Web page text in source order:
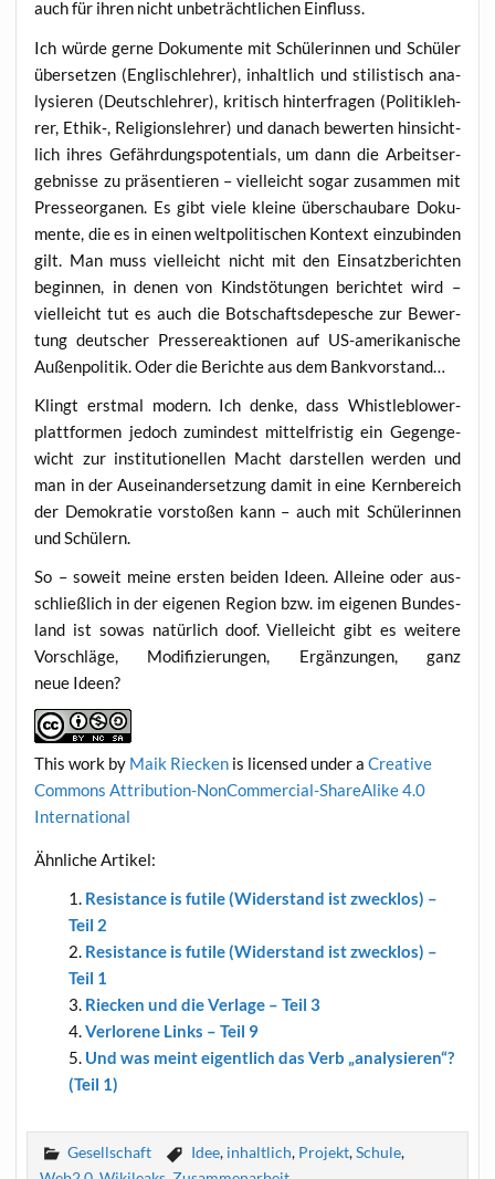
auch für ihren nicht unbe­trächt­li­chen Einfluss.
Ich wür­de ger­ne Doku­men­te mit Schü­le­rin­nen und Schü­ler
über­set­zen (Eng­lisch­leh­rer), inhalt­lich und sti­lis­tisch ana­
ly­sie­ren (Deutsch­leh­rer), kri­tisch hin­ter­fra­gen (Poli­tik­leh­
rer, Ethik‑, Reli­gi­ons­leh­rer) und danach bewer­ten hin­sicht­
lich ihres Gefähr­dungs­po­ten­ti­als, um dann die Arbeits­er­
geb­nis­se zu prä­sen­tie­ren – viel­leicht sogar zusam­men mit
Pres­se­or­ga­nen. Es gibt vie­le klei­ne über­schau­ba­re Doku­
men­te, die es in einen welt­po­li­ti­schen Kon­text ein­zu­bin­den
gilt. Man muss viel­leicht nicht mit den Ein­satz­be­rich­ten
begin­nen, in denen von Kinds­tö­tun­gen berich­tet wird –
viel­leicht tut es auch die Bot­schafts­de­pe­sche zur Bewer­
tung deut­scher Pres­se­re­ak­tio­nen auf US-ame­ri­ka­ni­sche
Außen­po­li­tik. Oder die Berich­te aus dem Bankvorstand…
Klingt erst­mal modern. Ich den­ke, dass Whist­le­b­lo­wer­
platt­for­men jedoch zumin­dest mit­tel­fris­tig ein Gegen­ge­
wicht zur insti­tu­tio­nel­len Macht dar­stel­len wer­den und
man in der Aus­ein­an­der­set­zung damit in eine Kern­be­reich
der Demo­kra­tie vor­sto­ßen kann – auch mit Schü­le­rin­nen
und Schülern.
So – soweit mei­ne ers­ten bei­den Ideen. Allei­ne oder aus­
schließ­lich in der eige­nen Regi­on bzw. im eige­nen Bun­des­
land ist sowas natür­lich doof. Viel­leicht gibt es wei­te­re
Vor­schlä­ge, Modi­fi­zie­run­gen, Ergän­zun­gen, ganz
neue Ideen?
This work by Maik Riecken is licen­sed under aCrea­ti­ve
Com­mons Attri­bu­ti­on-Non­Com­mer­cial-ShareA­li­ke 4.0
International
Ähn­li­che Artikel:
Resis­tance is futi­le (Wider­stand ist zweck­los) –
Teil 2
Resis­tance is futi­le (Wider­stand ist zweck­los) –
Teil 1
Riecken und die Ver­la­ge – Teil 3
Ver­lo­re­ne Links – Teil 9
Und was meint eigent­lich das Verb „ana­ly­sie­ren“?
(Teil 1)
Gesellschaft Idee, inhaltlich, Projekt,Schule,